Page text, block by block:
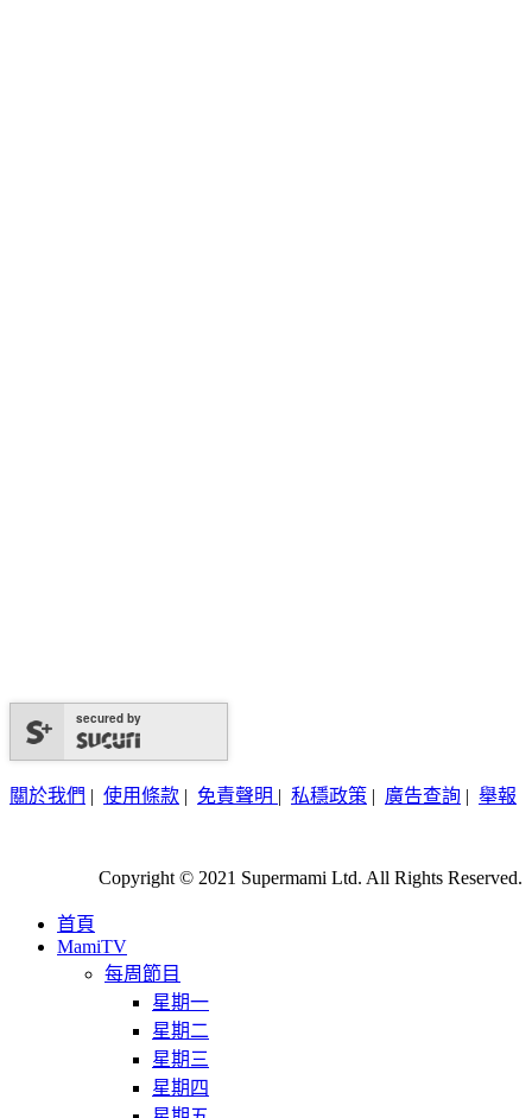
secured by
關於我們 | 使用條款 | 免責聲明 | 私穩政策 | 廣告查詢 | 舉報
Copyright © 2021 Supermami Ltd. All Rights Reserved.
首頁
MamiTV
每周節目
星期一
星期二
星期三
星期四